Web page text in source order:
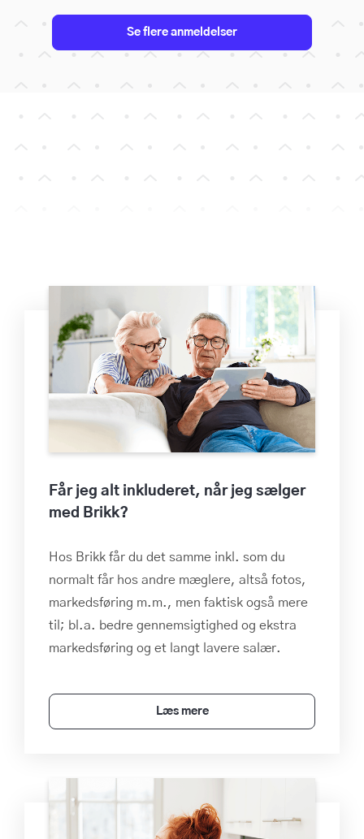
Se flere anmeldelser
Får jeg alt inkluderet, når jeg sælger
med Brikk?
Hos Brikk får du det samme inkl. som du
normalt får hos andre mæglere, altså fotos,
markedsføring m.m., men faktisk også mere
til; bl.a. bedre gennemsigtighed og ekstra
markedsføring og et langt lavere salær.
Læs mere